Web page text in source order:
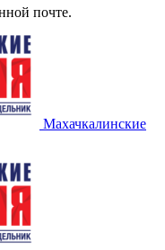
почте.
Махачкалинские